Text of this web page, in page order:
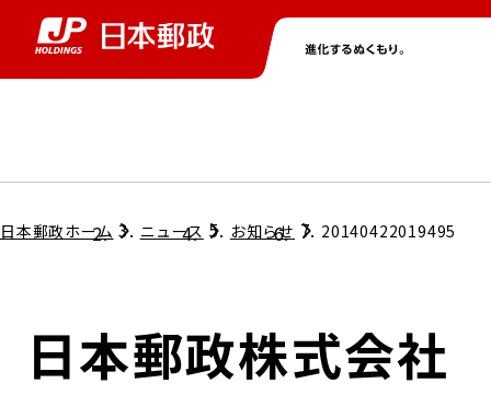
グループ情報トップ
コンプライアンス
株主・投資家情報トップ
個人投資家のみなさまへ
ニューストップ
サステナビリティトップ
担当役員メッセージ
採用情報トップ
日本郵政ホーム ニュース お知らせ 20140422019495
日本郵政株式会社